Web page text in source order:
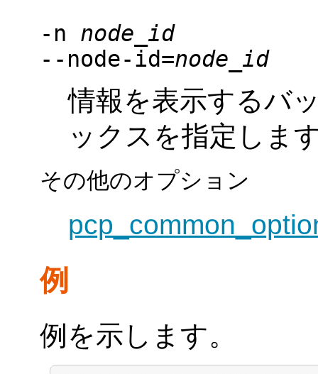
-n node_id
--node-id=node_id
情報を表示するバ
ックスを指定しま
その他のオプション
例
例を示します。